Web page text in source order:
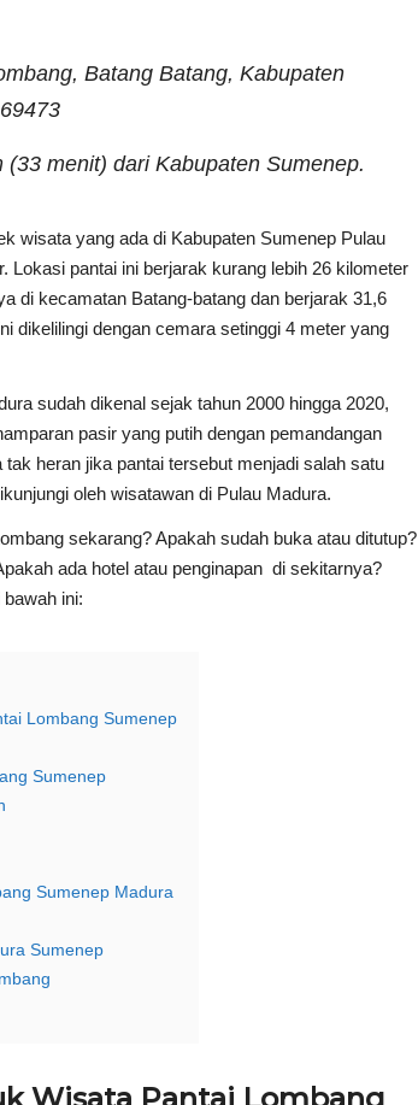
Batang Batang, Kabupaten
(33 menit) dari Kabupaten Sumenep.
wisata yang ada di Kabupaten Sumenep Pulau
Lokasi pantai ini berjarak kurang lebih 26 kilometer
di kecamatan Batang-batang dan berjarak 31,6
dikelilingi dengan cemara setinggi 4 meter yang
sudah dikenal sejak tahun 2000 hingga 2020,
pasir yang putih dengan pemandangan
heran jika pantai tersebut menjadi salah satu
oleh wisatawan di Pulau Madura.
sekarang? Apakah sudah buka atau ditutup?
ada hotel atau penginapan di sekitarnya?
ini:
Lombang Sumenep
Sumenep
Sumenep Madura
Sumenep